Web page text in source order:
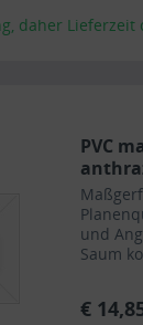
daher Lieferzeit
PVC
und
Saum
€